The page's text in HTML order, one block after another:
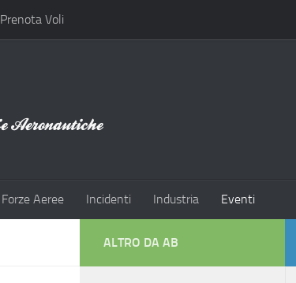
Prenota Voli
Forze Aeree Incidenti Industria Eventi
ALTRO DA AB